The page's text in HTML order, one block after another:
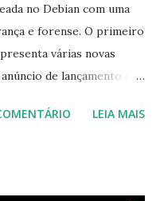
no Debian com uma
e forense. O primeiro
várias novas
de lançamento do
2022.1, e bem a tempo
LEIA MAIS